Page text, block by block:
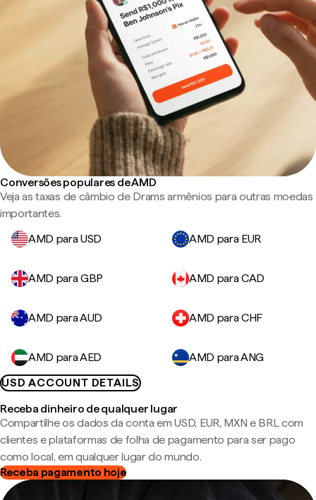
Conversões populares de AMD
Veja as taxas de câmbio de Drams armênios para outras moedas
importantes.
AMD para USD
AMD para EUR
AMD para GBP AMD para CAD
AMD para AUD AMD para CHF
AMD para AED
AMD para ANG
USD ACCOUNT DETAILS
Receba dinheiro de qualquer lugar
Compartilhe os dados da conta em USD, EUR, MXN e BRL com
clientes e plataformas de folha de pagamento para ser pago
como local, em qualquer lugar do mundo.
Receba pagamento hoje